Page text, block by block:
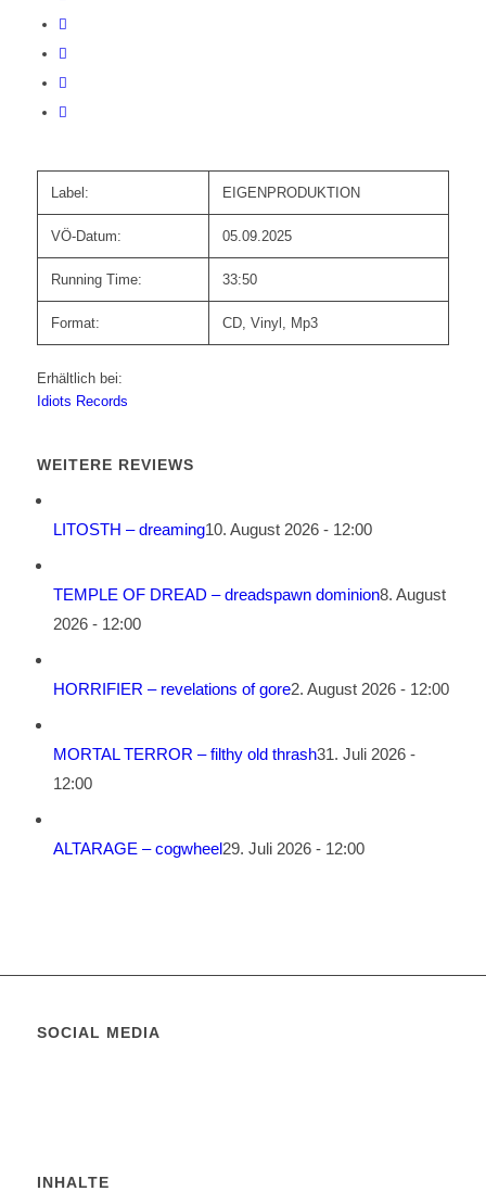
Label: EIGENPRODUKTION
VÖ-Datum: 05.09.2025
Running Time: 33:50
Format: CD, Vinyl, Mp3
Erhältlich bei:
Idiots Records
WEITERE REVIEWS
LITOSTH – dreaming10. August 2026 - 12:00
TEMPLE OF DREAD – dreadspawn dominion8. August
2026 - 12:00
HORRIFIER – revelations of gore2. August 2026 - 12:00
MORTAL TERROR – filthy old thrash31. Juli 2026 -
12:00
ALTARAGE – cogwheel29. Juli 2026 - 12:00
SOCIAL MEDIA
INHALTE